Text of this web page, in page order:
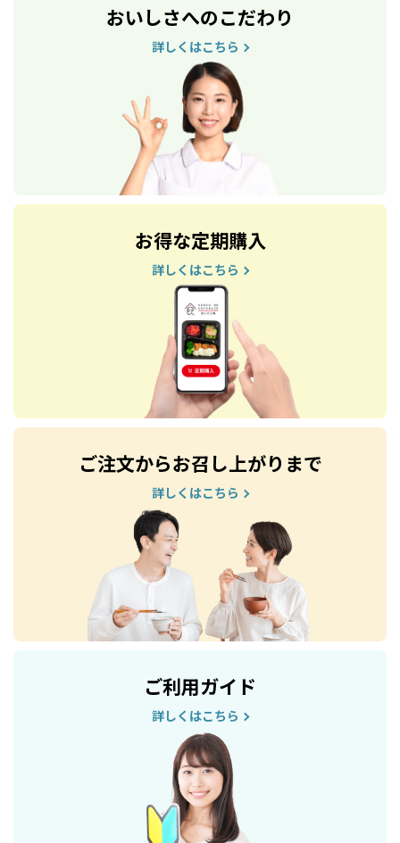
おいしさへのこだわり
詳しくはこちら
お得な定期購入
詳しくはこちら
ご注文からお召し上がりまで
詳しくはこちら
ご利用ガイド
詳しくはこちら